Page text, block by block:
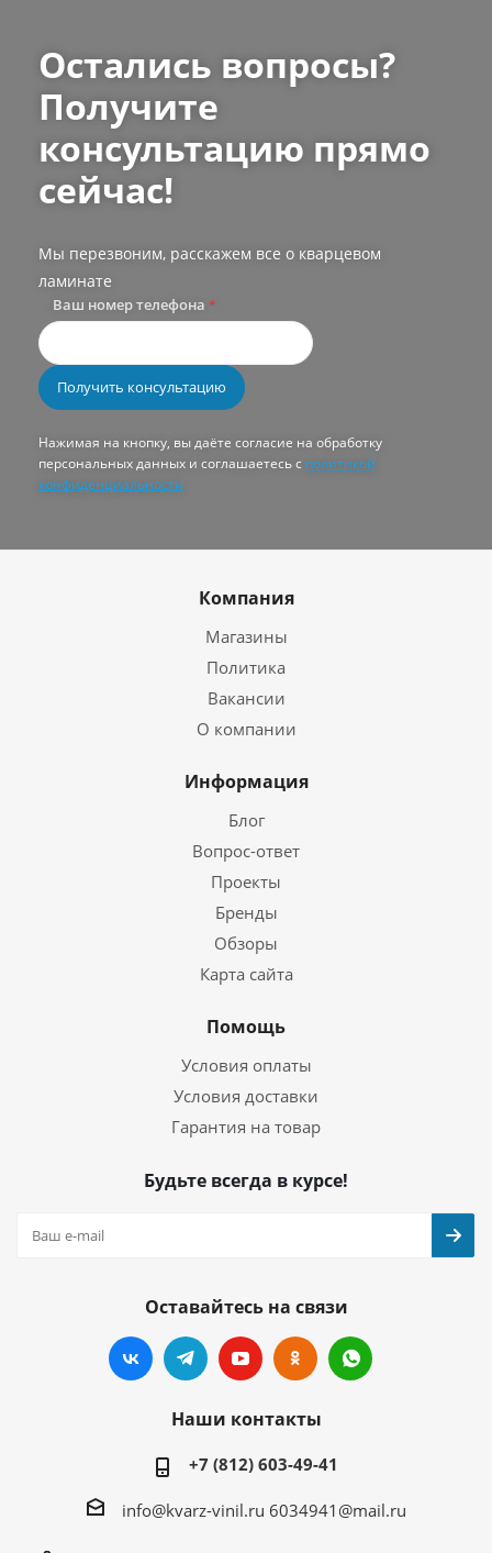
Остались вопросы?
Получите
консультацию прямо
сейчас!
Мы перезвоним, расскажем все о кварцевом
ламинате
Ваш номер телефона *
Нажимая на кнопку, вы даёте согласие на обработку
персональных данных и соглашаетесь с политикой
конфиденциальности
Компания
Магазины
Политика
Вакансии
О компании
Информация
Блог
Вопрос-ответ
Проекты
Бренды
Обзоры
Карта сайта
Помощь
Условия оплаты
Условия доставки
Гарантия на товар
Будьте всегда в курсе!
Оставайтесь на связи
Наши контакты
+7 (812) 603-49-41
info@kvarz-vinil.ru 6034941@mail.ru